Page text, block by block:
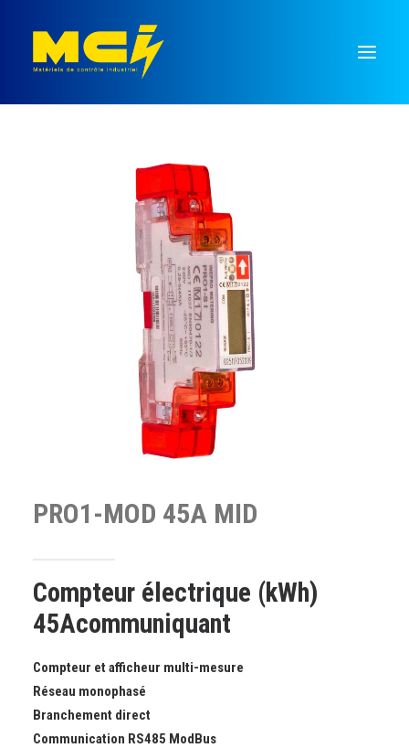
Régulation
Temporisation
Commutation
Signalisation
Monnayeurs
Recherche
PRO1-MOD 45A MID
Compteur électrique (kWh)
45Acommuniquant
Compteur et afficheur multi-mesure
Réseau monophasé
Branchement direct
Communication RS485 ModBus